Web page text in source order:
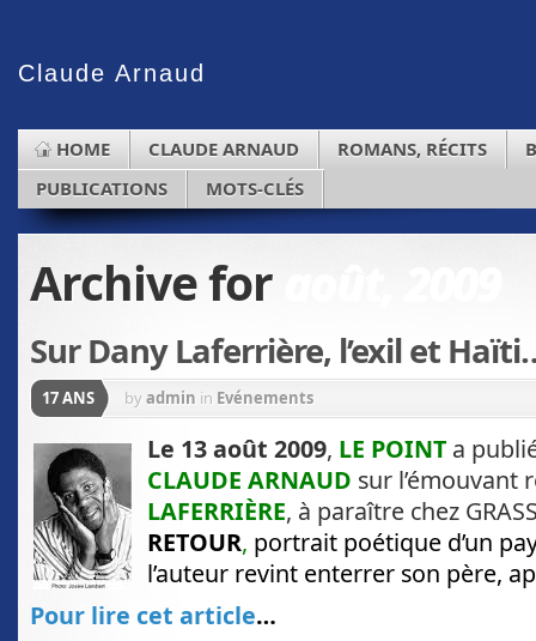
Claude Arnaud
HOME CLAUDE ARNAUD ROMANS, RÉCITS
PUBLICATIONS
MOTS-CLÉS
Archive for
Sur Dany Laferrière, l’exil et
17 ANS byadmin in Evénements
Le 13 août 2009, LE POINT a
CLAUDE ARNAUD sur l’émouvant
LAFERRIÈRE, à paraître chez
RETOUR, portrait poétique d’un
l’auteur revint enterrer son père,
Pour lire cet article…